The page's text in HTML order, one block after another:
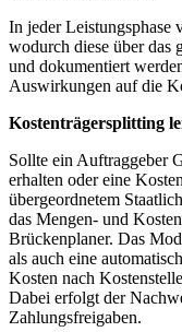
In jeder Leistungsphase
wodurch diese über das
und dokumentiert
Auswirkungen auf die
Kostenträgersplitting
Sollte ein Auftraggeber
erhalten oder eine
übergeordnetem
das Mengen- und
Brückenplaner. Das
als auch eine
Kosten nach
Dabei erfolgt der
Zahlungsfreigaben.